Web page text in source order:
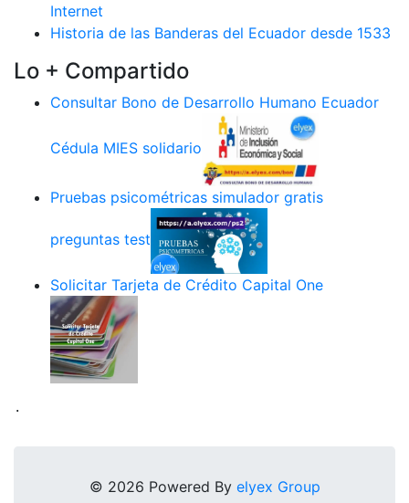
Internet
Historia de las Banderas del Ecuador desde 1533
Lo + Compartido
Consultar Bono de Desarrollo Humano Ecuador
Cédula MIES solidario
Pruebas psicométricas simulador gratis
preguntas test
Solicitar Tarjeta de Crédito Capital One
.
© 2026 Powered By elyex Group